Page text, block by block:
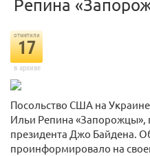
Репина
отметили
17
в архиве
Посольство США на
Ильи Репина «Запорожцы»,
президента Джо Байдена.
проинформировало на